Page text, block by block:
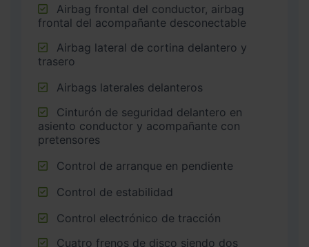
frontal del acompañante desconectable
trasero
Airbags laterales delanteros
asiento conductor y acompañante con
pretensores
Control de arranque en pendiente
Control de estabilidad
Control electrónico de tracción